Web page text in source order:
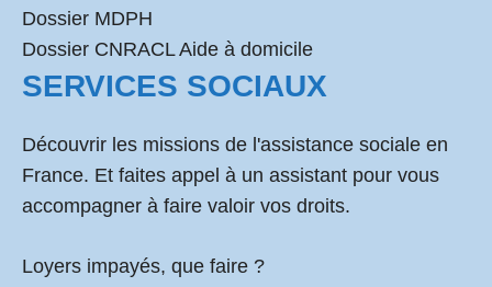
Dossier MDPH
Dossier CNRACL Aide à domicile
SERVICES SOCIAUX
Découvrir les missions de l'assistance sociale en
France. Et faites appel à un assistant pour vous
accompagner à faire valoir vos droits.
Loyers impayés, que faire ?